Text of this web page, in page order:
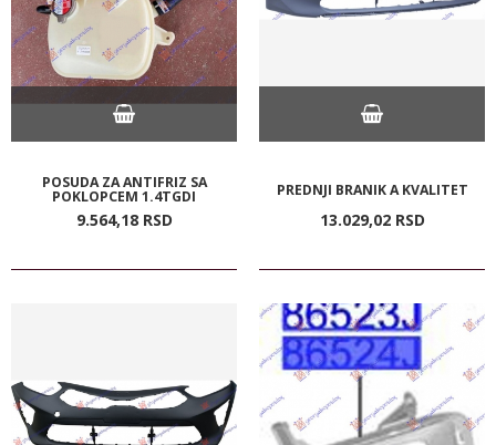
POSUDA ZA ANTIFRIZ SA
POKLOPCEM 1.4TGDI
9.564,18 RSD
PREDNJI BRANIK A KVALITET
13.029,02 RSD